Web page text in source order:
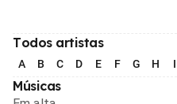
Todos artistas
A B C D E F G H I
Músicas